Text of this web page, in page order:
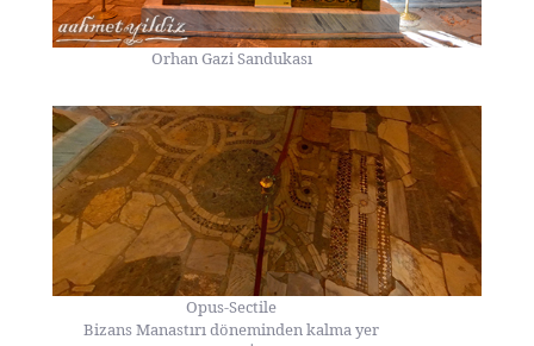
Orhan Gazi Sandukası
Opus-Sectile
Bizans Manastırı döneminden kalma yer